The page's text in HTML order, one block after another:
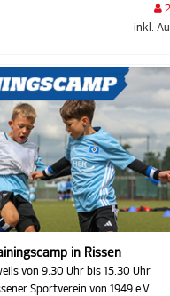
inkl.
in Rissen
von 9.30 Uhr bis 15.30 Uhr
Sportverein von 1949 e.V